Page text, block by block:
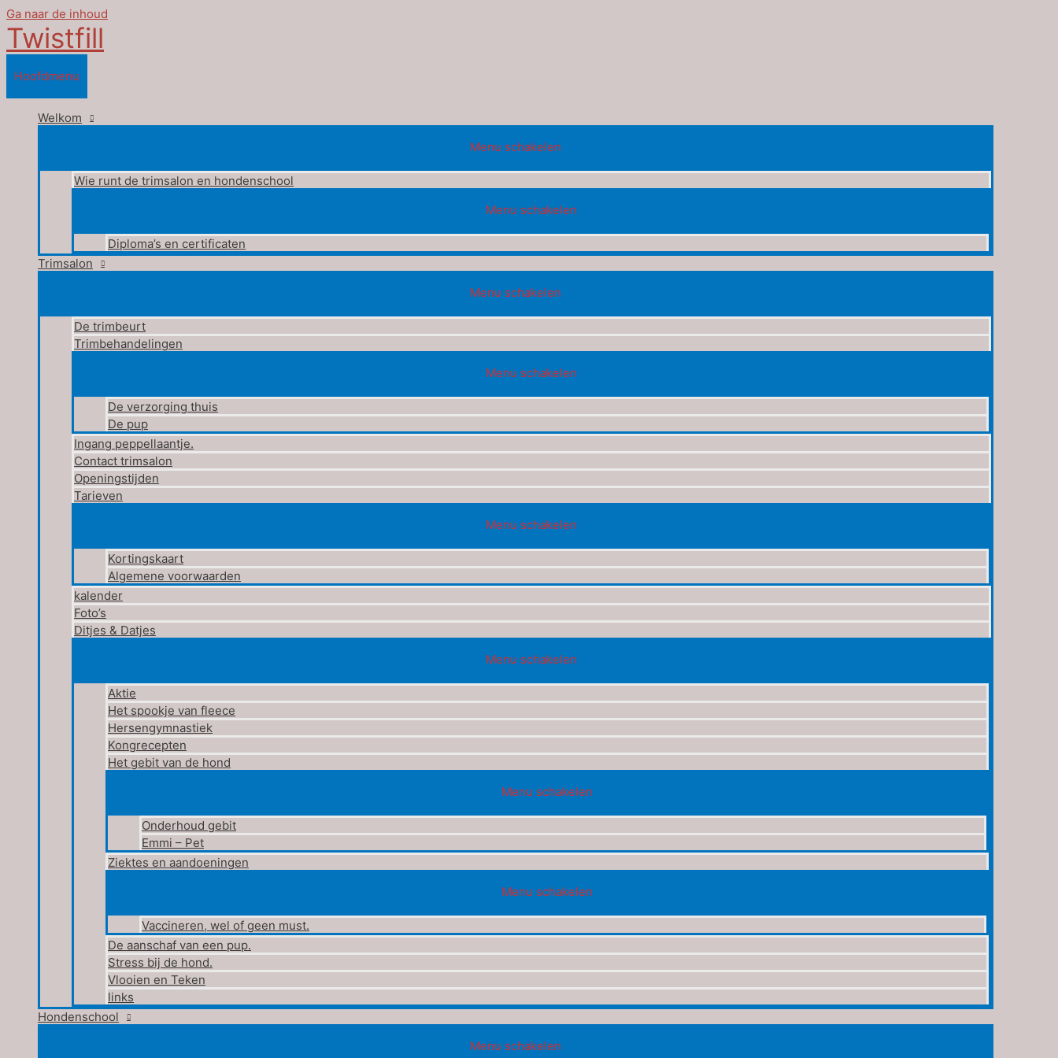
Ga naar de inhoud
Twistfill
Hoofdmenu
Welkom
Menu schakelen
Wie runt de trimsalon en hondenschool
Menu schakelen
Diploma’s en certificaten
Trimsalon
Menu schakelen
De trimbeurt
Trimbehandelingen
Menu schakelen
De verzorging thuis
De pup
Ingang peppellaantje.
Contact trimsalon
Openingstijden
Tarieven
Menu schakelen
Kortingskaart
Algemene voorwaarden
kalender
Foto’s
Ditjes & Datjes
Menu schakelen
Aktie
Het spookje van fleece
Hersengymnastiek
Kongrecepten
Het gebit van de hond
Menu schakelen
Onderhoud gebit
Emmi – Pet
Ziektes en aandoeningen
Menu schakelen
Vaccineren, wel of geen must.
De aanschaf van een pup.
Stress bij de hond.
Vlooien en Teken
links
Hondenschool
Menu schakelen